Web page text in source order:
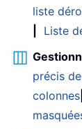
liste
Liste
précis
colonnes